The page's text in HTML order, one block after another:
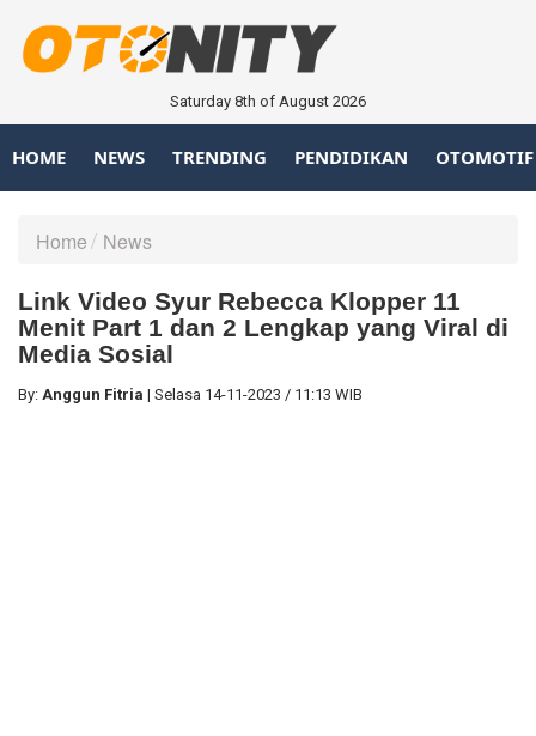
Saturday 8th of August 2026
HOME NEWS TRENDING PENDIDIKAN OTOMOTIF
Home News
Link Video Syur Rebecca Klopper 11
Menit Part 1 dan 2 Lengkap yang Viral di
Media Sosial
By: Anggun Fitria | Selasa 14-11-2023 / 11:13 WIB